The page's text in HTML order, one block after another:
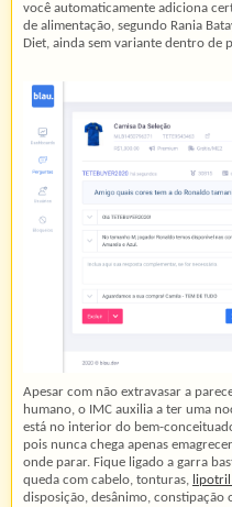
você automaticamente adiciona
de alimentação, segundo Rania
Diet, ainda sem variante dentro de
Apesar com não extravasar a
humano, o IMC auxilia a ter uma
está no interior do bem-
pois nunca chega apenas
onde parar. Fique ligado a garra
queda com cabelo, tonturas,
disposição, desânimo, constipação